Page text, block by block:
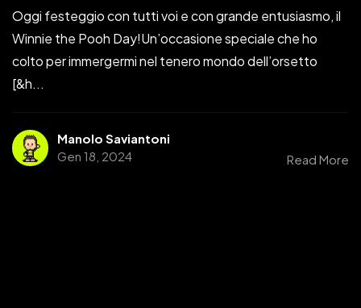
Oggi festeggio con tutti voi e con grande entusiasmo, il
Winnie the Pooh Day!Un’occasione speciale che ho
colto per immergermi nel tenero mondo dell’orsetto
[&h...
Manolo Saviantoni
Gen 18, 2024
Read More